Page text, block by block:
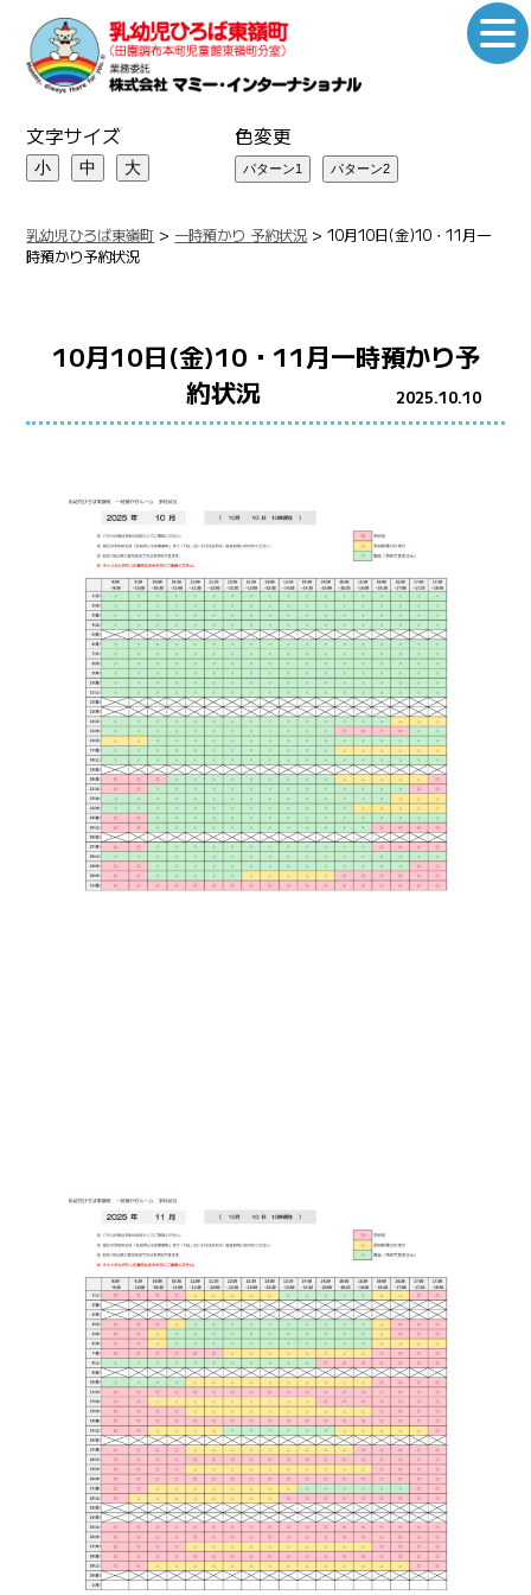
文字サイズ
小 中 大
色変更
乳幼児ひろば東嶺町 > 一時預かり 予約状況 >10月10日(金)10・11月一
時預かり予約状況
10月10日(金)10・11月一時預かり予
約状況
2025.10.10